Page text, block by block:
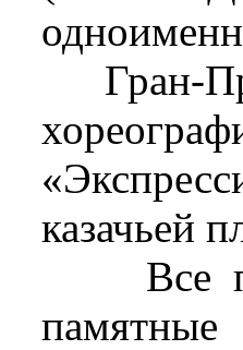
Гран-
казачьей
Все